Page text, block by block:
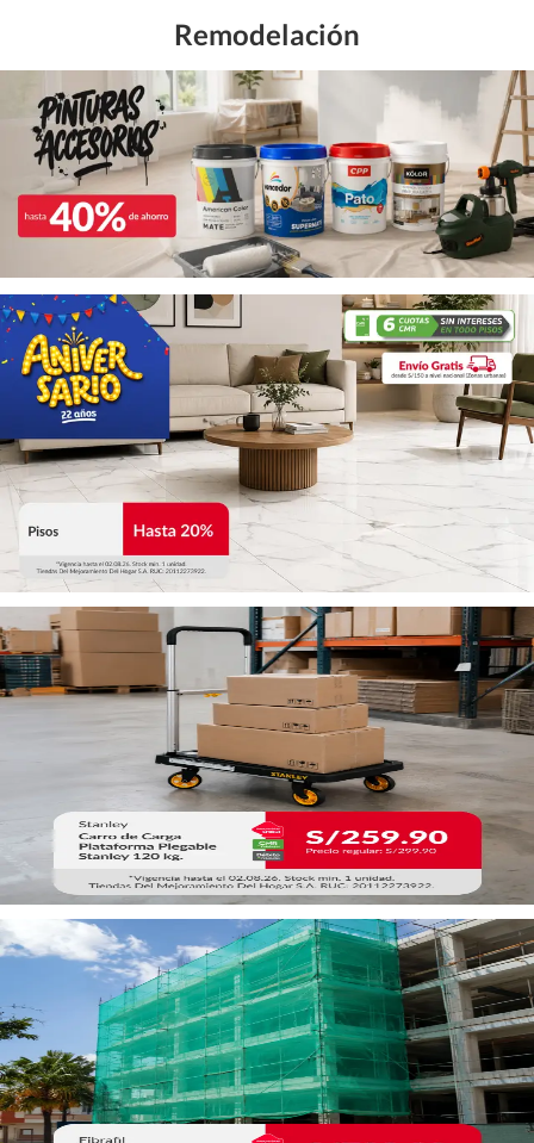
Remodelación